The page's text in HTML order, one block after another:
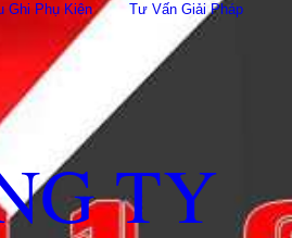
Ghi Phụ Kiên Tư Vấn Giải Pháp
TY